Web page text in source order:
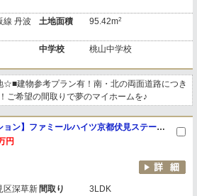
線 丹波
土地面積 95.42m2
中学校 桃山中学校
☆■建物参考プラン有！南・北の両面道路につき
ご希望の間取りで夢のマイホームを♪
【中古マンション】ファミールハイツ京都伏見ステージ１
円
区深草新 間取り 3LDK